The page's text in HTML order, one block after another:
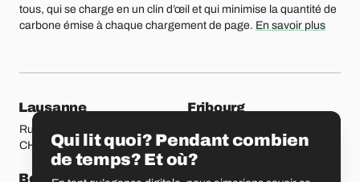
tous, qui se charge en un clin d’œil et qui minimise la quantité de
carbone émise à chaque chargement de page. En savoir plus
Nos bureaux
Lausanne
Rue Etraz 4
CH-1003 Lausanne
Fribourg
CH-1700 Fribourg
Berne Bâle
Qui lit quoi? Pendant combien
de temps? Et où?